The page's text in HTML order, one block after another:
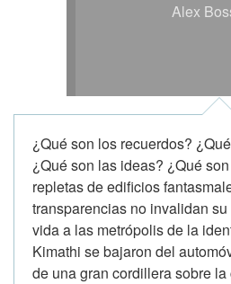
Alex
¿Qué son los recuerdos?
¿Qué son las ideas? ¿Qué
repletas de edificios
transparencias no invalidan
vida a las metrópolis de la
Kimathi se bajaron del
de una gran cordillera sobre la